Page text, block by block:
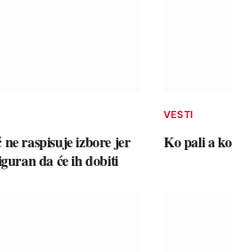
ne raspisuje izbore jer
da će ih dobiti
VESTI
Ko pali a